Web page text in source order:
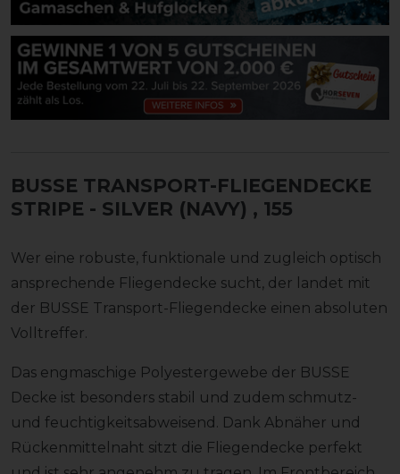
BUSSE TRANSPORT-FLIEGENDECKE
STRIPE - SILVER (NAVY) , 155
Wer eine robuste, funktionale und zugleich optisch
ansprechende Fliegendecke sucht, der landet mit
der BUSSE Transport-Fliegendecke einen absoluten
Volltreffer.
Das engmaschige Polyestergewebe der BUSSE
Decke ist besonders stabil und zudem schmutz-
und feuchtigkeitsabweisend. Dank Abnäher und
Rückenmittelnaht sitzt die Fliegendecke perfekt